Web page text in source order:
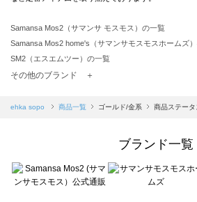
Samansa Mos2（サマンサ モスモス）の一覧
Samansa Mos2 home's（サマンサモスモスホームズ
SM2（エスエムツー）の一覧
TSUHARU by Samansa Mos2（ツハルバイサマンサモ
Samansa Mos2 blue（サマンサモスモス ブルー）の
Te chichi（テチチ）の一覧
Te chichi CLASSIC（テチチ クラシック）の一覧
その他のブランド ＋
ehka sopo 商品一覧 ゴールド/金系 商品ステー
ブランド一覧